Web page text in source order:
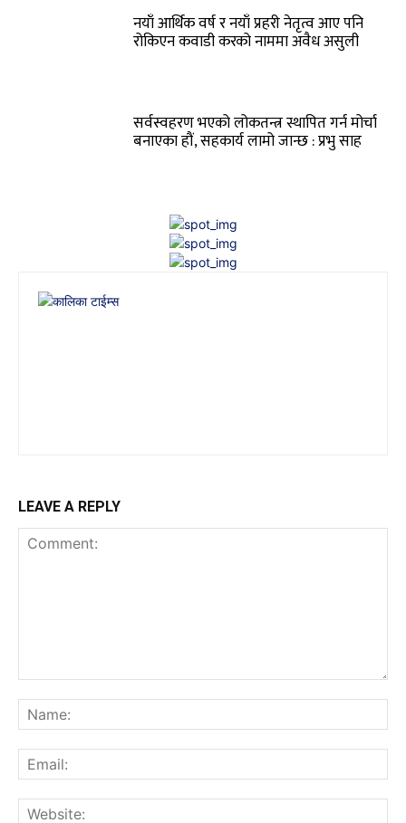
नयाँ आर्थिक वर्ष र नयाँ प्रहरी नेतृत्व आए पनि
रोकिएन कवाडी करको नाममा अवैध असुली
सर्वस्वहरण भएको लोकतन्त्र स्थापित गर्न मोर्चा
बनाएका हौं, सहकार्य लामो जान्छ : प्रभु साह
LEAVE A REPLY